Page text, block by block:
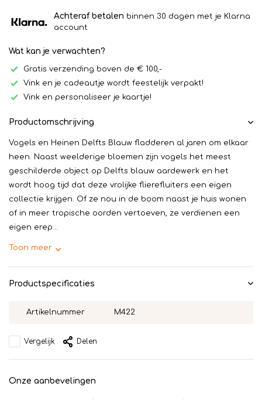
Achteraf betalen binnen 30 dagen met je Klarna
account
Wat kan je verwachten?
Gratis verzending boven de € 100,-
Vink en je cadeautje wordt feestelijk verpakt!
Vink en personaliseer je kaartje!
Productomschrijving
Vogels en Heinen Delfts Blauw fladderen al jaren om elkaar
heen. Naast weelderige bloemen zijn vogels het meest
geschilderde object op Delfts blauw aardewerk en het
wordt hoog tijd dat deze vrolijke flierefluiters een eigen
collectie krijgen. Of ze nou in de boom naast je huis wonen
of in meer tropische oorden vertoeven, ze verdienen een
eigen erep...
Toon meer
Productspecificaties
Artikelnummer M422
Vergelijk Delen
Onze aanbevelingen